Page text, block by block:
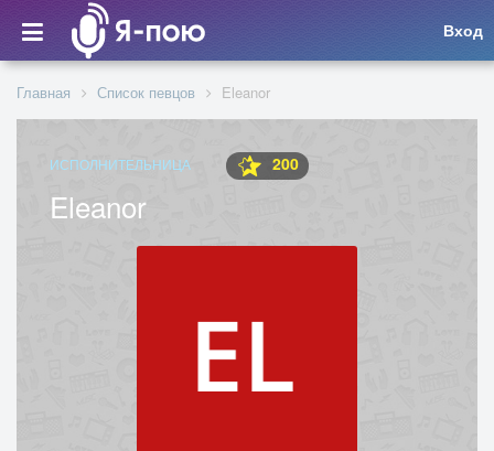
Вход
Главная Список певцов Eleanor
ИСПОЛНИТЕЛЬНИЦА 200
Eleanor